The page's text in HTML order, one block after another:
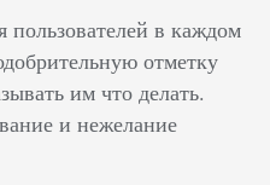
пользователей в каждом
отметку
им что делать.
и нежелание